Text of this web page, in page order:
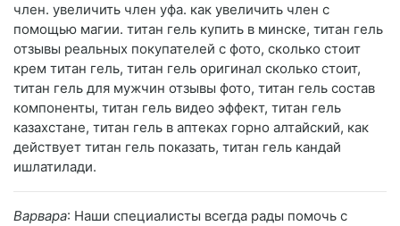
член. увеличить член уфа. как увеличить член с
помощью магии. титан гель купить в минске, титан гель
отзывы реальных покупателей с фото, сколько стоит
крем титан гель, титан гель оригинал сколько стоит,
титан гель для мужчин отзывы фото, титан гель состав
компоненты, титан гель видео эффект, титан гель
казахстане, титан гель в аптеках горно алтайский, как
действует титан гель показать, титан гель кандай
ишлатилади.
Варвара: Наши специалисты всегда рады помочь с